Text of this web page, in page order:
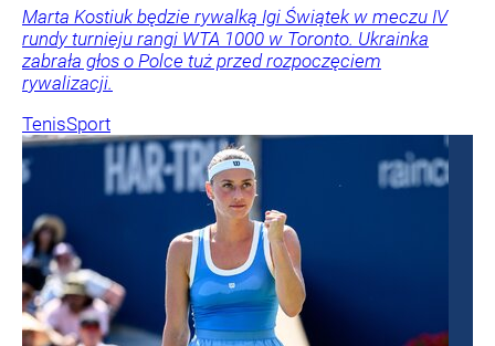
Marta Kostiuk będzie rywalką Igi Świątek w meczu IV
rundy turnieju rangi WTA 1000 w Toronto. Ukrainka
zabrała głos o Polce tuż przed rozpoczęciem
rywalizacji.
TenisSport